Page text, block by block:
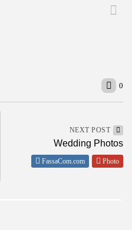
0
NEXT POST
Wedding Photos
FassaCom.com Photo